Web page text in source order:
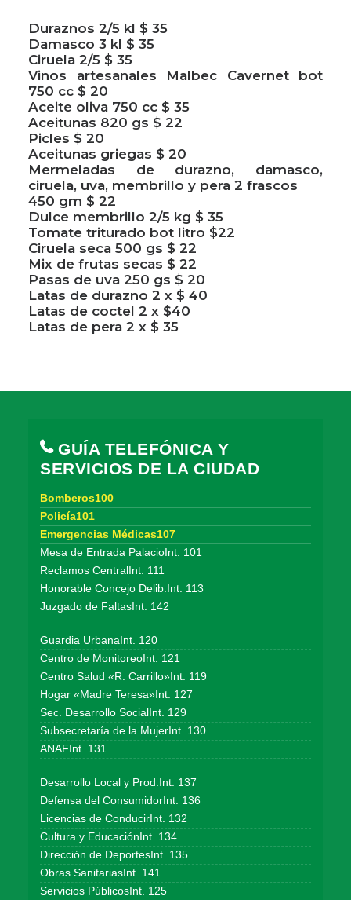
Duraznos 2/5 kl $ 35
Damasco 3 kl $ 35
Ciruela 2/5 $ 35
Vinos artesanales Malbec Cavernet bot
750 cc $ 20
Aceite oliva 750 cc $ 35
Aceitunas 820 gs $ 22
Picles $ 20
Aceitunas griegas $ 20
Mermeladas de durazno, damasco,
ciruela, uva, membrillo y pera 2 frascos
450 gm $ 22
Dulce membrillo 2/5 kg $ 35
Tomate triturado bot litro $22
Ciruela seca 500 gs $ 22
Mix de frutas secas $ 22
Pasas de uva 250 gs $ 20
Latas de durazno 2 x $ 40
Latas de coctel 2 x $40
Latas de pera 2 x $ 35
GUÍA TELEFÓNICA Y
SERVICIOS DE LA CIUDAD
Bomberos100
Policía101
Emergencias Médicas107
Mesa de Entrada PalacioInt. 101
Reclamos CentralInt. 111
Honorable Concejo Delib.Int. 113
Juzgado de FaltasInt. 142
Guardia UrbanaInt. 120
Centro de MonitoreoInt. 121
Centro Salud «R. Carrillo»Int. 119
Hogar «Madre Teresa»Int. 127
Sec. Desarrollo SocialInt. 129
Subsecretaría de la MujerInt. 130
ANAFInt. 131
Desarrollo Local y Prod.Int. 137
Defensa del ConsumidorInt. 136
Licencias de ConducirInt. 132
Cultura y EducaciónInt. 134
Dirección de DeportesInt. 135
Obras SanitariasInt. 141
Servicios PúblicosInt. 125